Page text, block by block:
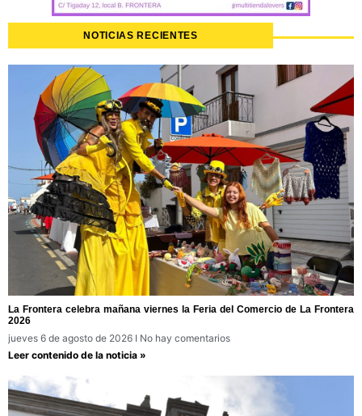
NOTICIAS RECIENTES
La Frontera celebra mañana viernes la Feria del Comercio de La Frontera
2026
jueves 6 de agosto de 2026
No hay comentarios
Leer contenido de la noticia »